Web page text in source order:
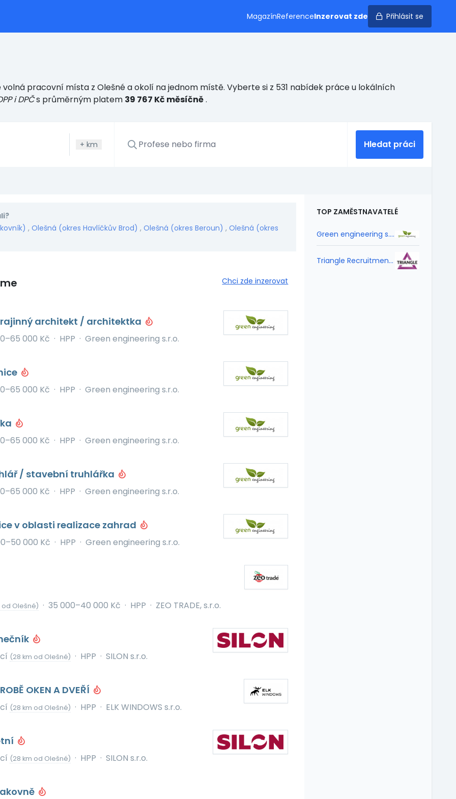
MagazínReferenceInzerovat zde Přihlásit se
volná pracovní místa z Olešné a okolí na jednom místě. Vyberte si z 531 nabídek práce u lokálních
i DPČs průměrným platem 39 767 Kč měsíčně.
+ km Hledat práci
, Olešná (okres Havlíčkův Brod) , Olešná (okres Beroun) , Olešná (okres
Chci zde inzerovat
architekt / architektka
000 Kč · HPP · Green engineering s.r.o.
000 Kč · HPP · Green engineering s.r.o.
000 Kč · HPP · Green engineering s.r.o.
/ stavební truhlářka
000 Kč · HPP · Green engineering s.r.o.
v oblasti realizace zahrad
000 Kč · HPP · Green engineering s.r.o.
od Olešné) · 35 000–40 000 Kč · HPP · ZEO TRADE, s.r.o.
(28 km od Olešné) · HPP · SILON s.r.o.
OKEN A DVEŘÍ
(28 km od Olešné) · HPP · ELK WINDOWS s.r.o.
(28 km od Olešné) · HPP · SILON s.r.o.
TOP ZAMĚSTNAVATELÉ
Green engineering s.r.o.
Triangle Recruitment CZ s.r.o.